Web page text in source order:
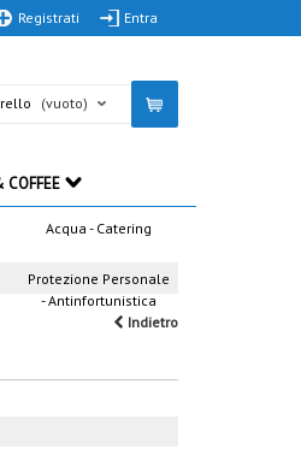
Registrati Entra
(vuoto)
Acqua - Catering
Protezione Personale
- Antinfortunistica
COFFEE
Indietro